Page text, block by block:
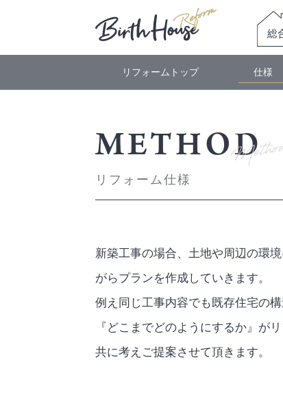
総
リフォームトップ 仕様
METHOD
リフォーム仕様
新築工事の場合、土地や周辺の環
がらプランを作成していきます。
例え同じ工事内容でも既存住宅の
『どこまでどのようにするか』が
共に考えご提案させて頂きます。